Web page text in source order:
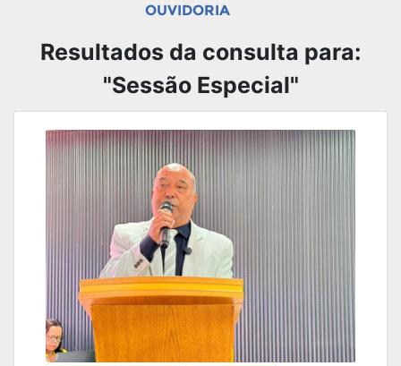
OUVIDORIA
Resultados da consulta para:
"Sessão Especial"